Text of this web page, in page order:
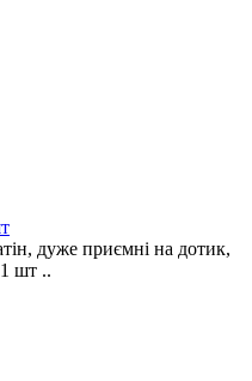
дуже приємні на дотик,
1 шт ..